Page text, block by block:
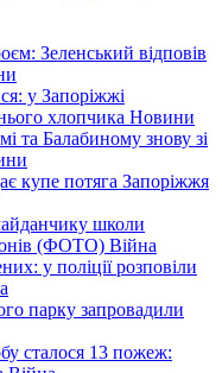
Зеленський відповів
у Запоріжжі
хлопчика Новини
та Балабиному знову зі
купе потяга Запоріжжя
школи
(ФОТО) Війна
у поліції розповіли
парку запровадили
сталося 13 пожеж: